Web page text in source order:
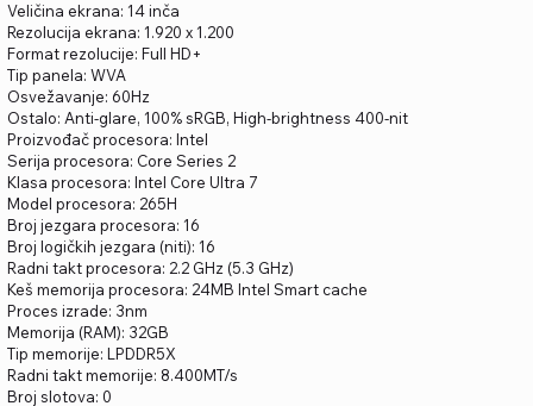
Veličina ekrana: 14 inča
Rezolucija ekrana: 1.920 x 1.200
Format rezolucije: Full HD+
Tip panela: WVA
Osvežavanje: 60Hz
Ostalo: Anti-glare, 100% sRGB, High-brightness 400-nit
Proizvođač procesora: Intel
Serija procesora: Core Series 2
Klasa procesora: Intel Core Ultra 7
Model procesora: 265H
Broj jezgara procesora: 16
Broj logičkih jezgara (niti): 16
Radni takt procesora: 2.2 GHz (5.3 GHz)
Keš memorija procesora: 24MB Intel Smart cache
Proces izrade: 3nm
Memorija (RAM): 32GB
Tip memorije: LPDDR5X
Radni takt memorije: 8.400MT/s
Broj slotova: 0